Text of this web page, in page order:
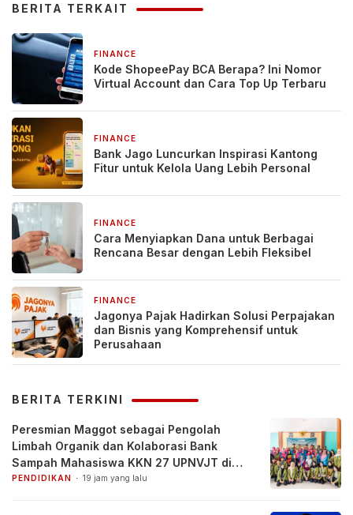
BERITA TERKAIT
FINANCE
Kode ShopeePay BCA Berapa? Ini Nomor
Virtual Account dan Cara Top Up Terbaru
FINANCE
Bank Jago Luncurkan Inspirasi Kantong
Fitur untuk Kelola Uang Lebih Personal
FINANCE
Cara Menyiapkan Dana untuk Berbagai
Rencana Besar dengan Lebih Fleksibel
FINANCE
Jagonya Pajak Hadirkan Solusi Perpajakan
dan Bisnis yang Komprehensif untuk
Perusahaan
BERITA TERKINI
Peresmian Maggot sebagai Pengolah
Limbah Organik dan Kolaborasi Bank
Sampah Mahasiswa KKN 27 UPNVJT di
Desa Pacul, Bojonegoro
PENDIDIKAN 19 jam yang lalu